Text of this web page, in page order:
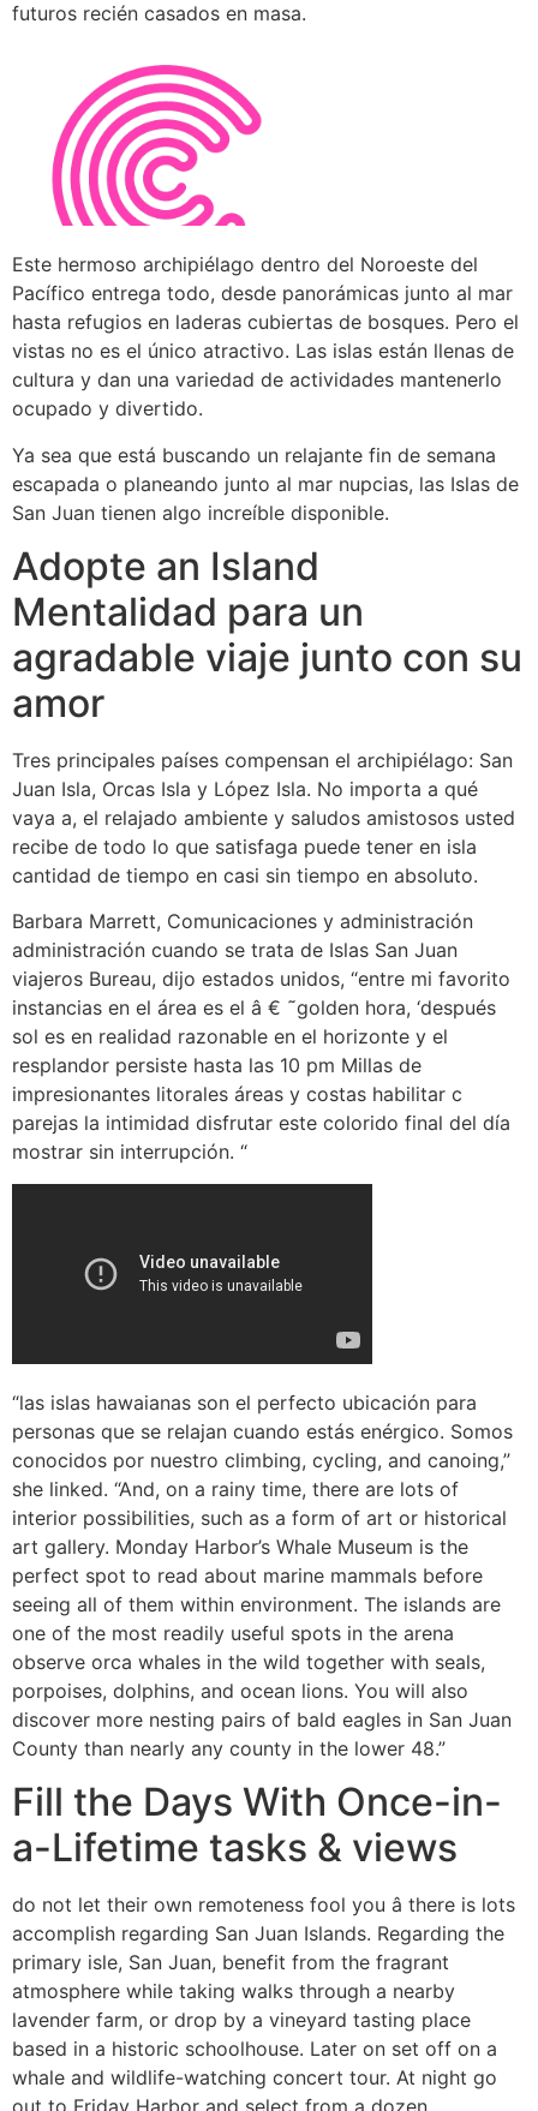
futuros recién casados ​​en masa.
Este hermoso archipiélago dentro del Noroeste del
Pacífico entrega todo, desde panorámicas junto al mar
hasta refugios en laderas cubiertas de bosques. Pero el
vistas no es el único atractivo. Las islas están llenas de
cultura y dan una variedad de actividades mantenerlo
ocupado y divertido.
Ya sea que está buscando un relajante fin de semana
escapada o planeando junto al mar nupcias, las Islas de
San Juan tienen algo increíble disponible.
Adopte an Island
Mentalidad para un
agradable viaje junto con su
amor
Tres principales países compensan el archipiélago: San
Juan Isla, Orcas Isla y López Isla. No importa a qué
vaya a, el relajado ambiente y saludos amistosos usted
recibe de todo lo que satisfaga puede tener en isla
cantidad de tiempo en casi sin tiempo en absoluto.
Barbara Marrett, Comunicaciones y administración
administración cuando se trata de Islas San Juan
viajeros Bureau, dijo estados unidos, “entre mi favorito
instancias en el área es el â € ˜golden hora, ‘después
sol es en realidad razonable en el horizonte y el
resplandor persiste hasta las 10 pm Millas de
impresionantes litorales áreas y costas habilitar c
parejas la intimidad disfrutar este colorido final del día
mostrar sin interrupción. “
“las islas hawaianas son el perfecto ubicación para
personas que se relajan cuando estás enérgico. Somos
conocidos por nuestro climbing, cycling, and canoing,”
she linked. “And, on a rainy time, there are lots of
interior possibilities, such as a form of art or historical
art gallery. Monday Harbor’s Whale Museum is the
perfect spot to read about marine mammals before
seeing all of them within environment. The islands are
one of the most readily useful spots in the arena
observe orca whales in the wild together with seals,
porpoises, dolphins, and ocean lions. You will also
discover more nesting pairs of bald eagles in San Juan
County than nearly any county in the lower 48.”
Fill the Days With Once-in-
a-Lifetime tasks & views
do not let their own remoteness fool you â there is lots
accomplish regarding San Juan Islands. Regarding the
primary isle, San Juan, benefit from the fragrant
atmosphere while taking walks through a nearby
lavender farm, or drop by a vineyard tasting place
based in a historic schoolhouse. Later on set off on a
whale and wildlife-watching concert tour. At night go